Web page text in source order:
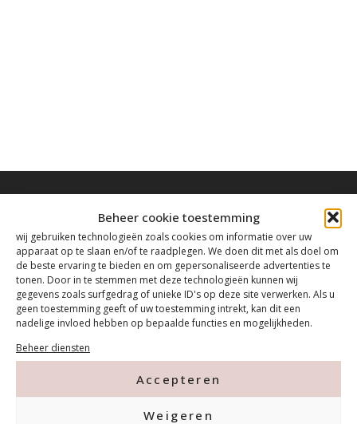
Beheer cookie toestemming
wij gebruiken technologieën zoals cookies om informatie over uw
apparaat op te slaan en/of te raadplegen. We doen dit met als doel om
de beste ervaring te bieden en om gepersonaliseerde advertenties te
tonen. Door in te stemmen met deze technologieën kunnen wij
gegevens zoals surfgedrag of unieke ID's op deze site verwerken. Als u
geen toestemming geeft of uw toestemming intrekt, kan dit een
nadelige invloed hebben op bepaalde functies en mogelijkheden.
Beheer diensten
Accepteren
Weigeren
Contact
Tanthofdreef 7 2623 EW Delft
015-2120822
info@mfacademy.nl